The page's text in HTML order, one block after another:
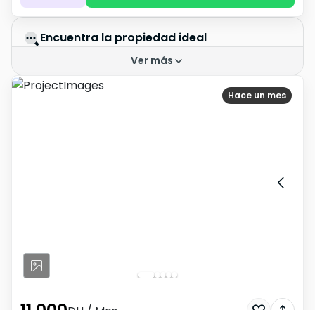
Encuentra la propiedad ideal
Ver más
Hace un mes